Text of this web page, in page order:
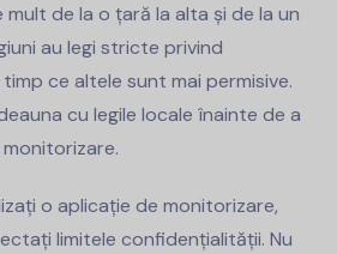
de la o țară la alta și de la un
au legi stricte privind
ce altele sunt mai permisive.
cu legile locale înainte de a
o aplicație de monitorizare,
limitele confidențialității. Nu